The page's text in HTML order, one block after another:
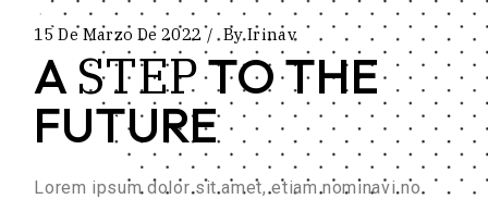
15 De Marzo De 2022 ByIrinav
ASTEPTO THE
FUTURE
Lorem ipsum dolor sit amet, etiam nominavi no